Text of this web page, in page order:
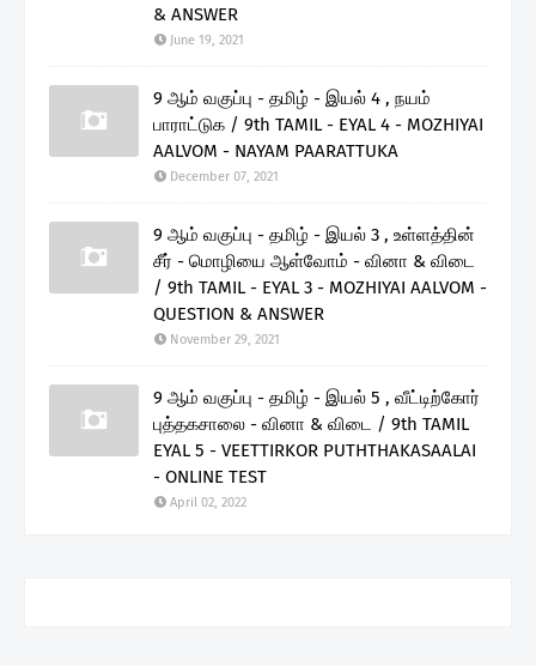
& ANSWER
June 19, 2021
9 ஆம் வகுப்பு - தமிழ் - இயல் 4 , நயம்
பாராட்டுக / 9th TAMIL - EYAL 4 - MOZHIYAI
AALVOM - NAYAM PAARATTUKA
December 07, 2021
9 ஆம் வகுப்பு - தமிழ் - இயல் 3 , உள்ளத்தின்
சீர் - மொழியை ஆள்வோம் - வினா & விடை
/ 9th TAMIL - EYAL 3 - MOZHIYAI AALVOM -
QUESTION & ANSWER
November 29, 2021
9 ஆம் வகுப்பு - தமிழ் - இயல் 5 , வீட்டிற்கோர்
புத்தகசாலை - வினா & விடை / 9th TAMIL
EYAL 5 - VEETTIRKOR PUTHTHAKASAALAI
- ONLINE TEST
April 02, 2022